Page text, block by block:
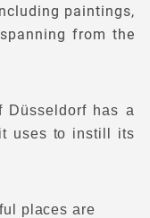
paintings,
from the
Düsseldorf has a
uses to instill its
places are